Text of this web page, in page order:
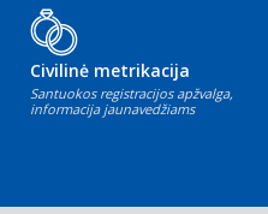
Civilinė metrikacija
Santuokos registracijos apžvalga,
informacija jaunavedžiams